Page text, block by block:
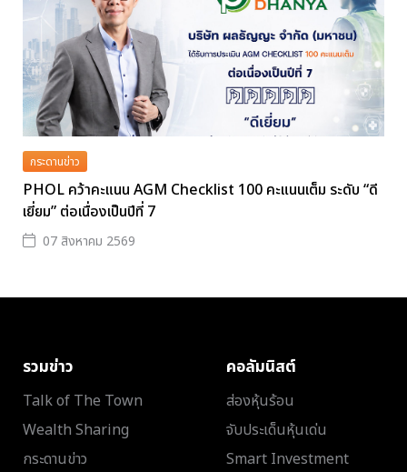
กระดานข่าว
PHOL คว้าคะแนน AGM Checklist 100 คะแนนเต็ม ระดับ “ดี
เยี่ยม” ต่อเนื่องเป็นปีที่ 7
07 สิงหาคม 2569
รวมข่าว
Talk of The Town
Wealth Sharing
กระดานข่าว
คอลัมนิสต์
ส่องหุ้นร้อน
จับประเด็นหุ้นเด่น
Smart Investment